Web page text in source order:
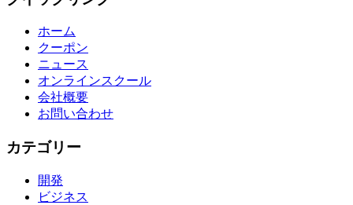
ホーム
クーポン
ニュース
オンラインスクール
会社概要
お問い合わせ
カテゴリー
開発
ビジネス